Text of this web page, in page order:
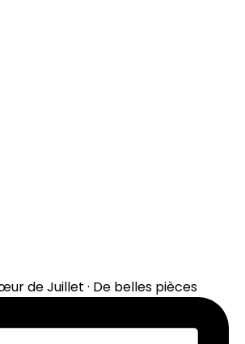
de Juillet · De belles pièces